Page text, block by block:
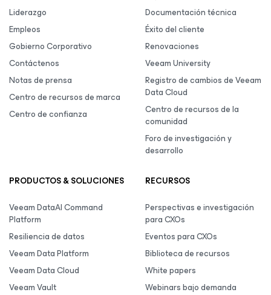
Liderazgo
Empleos
Gobierno Corporativo
Contáctenos
Notas de prensa
Centro de recursos de marca
Centro de confianza
Documentación técnica
Éxito del cliente
Renovaciones
Veeam University
Registro de cambios de Veeam
Data Cloud
Centro de recursos de la
comunidad
Foro de investigación y
desarrollo
PRODUCTOS & SOLUCIONES
Veeam DataAI Command
Platform
Resiliencia de datos
Veeam Data Platform
Veeam Data Cloud
Veeam Vault
RECURSOS
Perspectivas e investigación
para CXOs
Eventos para CXOs
Biblioteca de recursos
White papers
Webinars bajo demanda